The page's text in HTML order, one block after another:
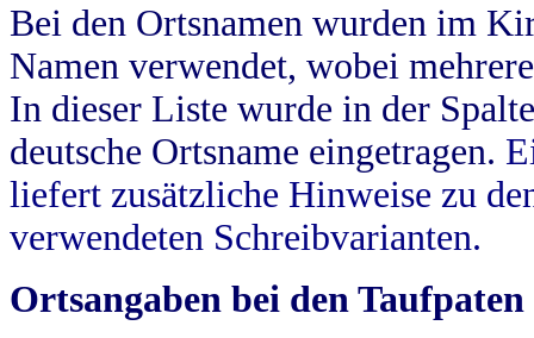
Bei den Ortsnamen wurden im
Namen verwendet, wobei
In dieser Liste wurde in der
deutsche Ortsname eingetragen.
liefert zusätzliche Hinweise zu
verwendeten Schreibvarianten.
Ortsangaben bei den Taufpaten